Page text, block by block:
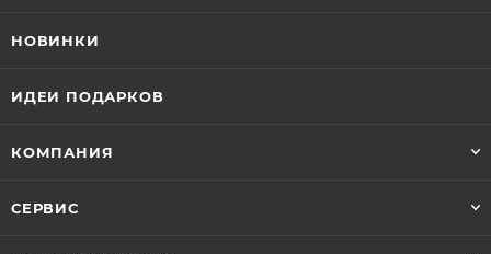
НОВИНКИ
ИДЕИ ПОДАРКОВ
КОМПАНИЯ
СЕРВИС